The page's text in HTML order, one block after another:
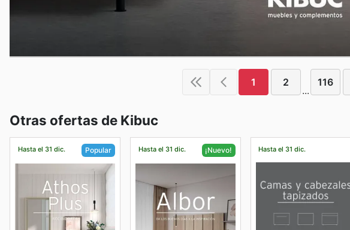
1 2
...
116
Otras ofertas de Kibuc
Hasta el 31 dic. Popular Hasta el 31 dic. ¡Nuevo! Hasta el 31 dic.